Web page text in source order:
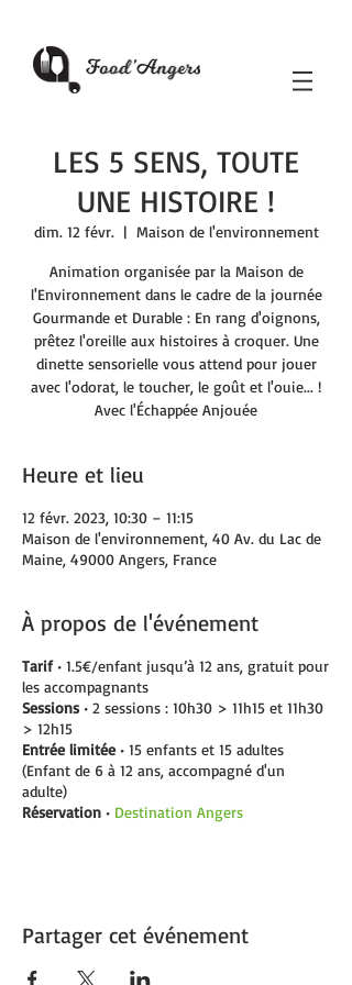
LES 5 SENS, TOUTE
UNE HISTOIRE !
dim. 12 févr.
  |
Maison de l'environnement
Animation organisée par la Maison de
l'Environnement dans le cadre de la journée
Gourmande et Durable : En rang d'oignons,
prêtez l'oreille aux histoires à croquer. Une
dinette sensorielle vous attend pour jouer
avec l'odorat, le toucher, le goût et l'ouie... !
Avec l'Échappée Anjouée
Heure et lieu
12 févr. 2023, 10:30 – 11:15
Maison de l'environnement, 40 Av. du Lac de
Maine, 49000 Angers, France
À propos de l'événement
Tarif • 1.5€/enfant jusqu’à 12 ans, gratuit pour
les accompagnants
Sessions • 2 sessions : 10h30 > 11h15 et 11h30
> 12h15
Entrée limitée• 15 enfants et 15 adultes
(Enfant de 6 à 12 ans, accompagné d'un
adulte)
Réservation • Destination Angers
Partager cet événement